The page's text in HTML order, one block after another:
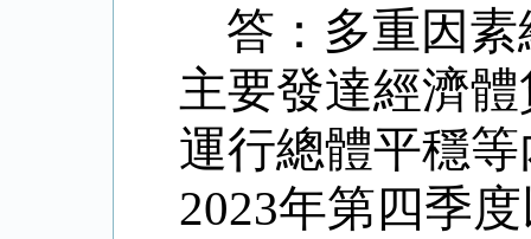
答：多重因
主要發達經濟
運行總體平穩
2023年第四季